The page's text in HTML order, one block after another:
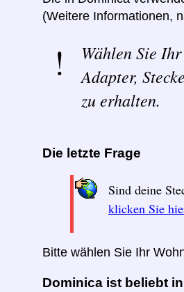
(Weitere Informationen,
Wählen Sie
Adapter,
zu erhalten.
Die letzte Frage
Sind deine
klicken Sie
Bitte wählen Sie Ihr
Dominica ist beliebt in